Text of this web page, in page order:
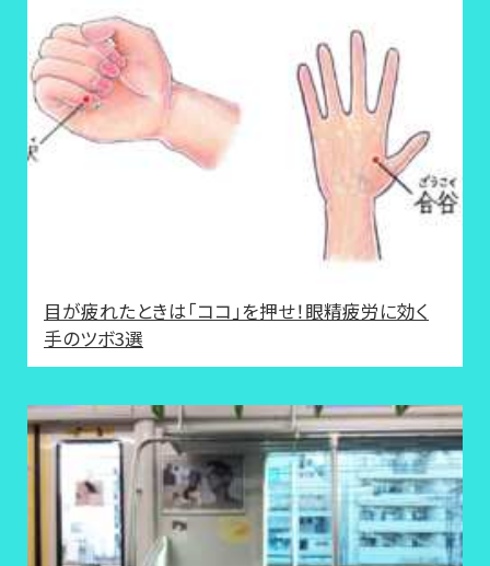
目が疲れたときは「ココ」を押せ！眼精疲労に効く
手のツボ3選